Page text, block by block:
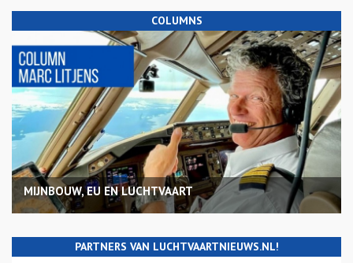
COLUMNS
MIJNBOUW, EU EN LUCHTVAART
PARTNERS VAN LUCHTVAARTNIEUWS.NL!